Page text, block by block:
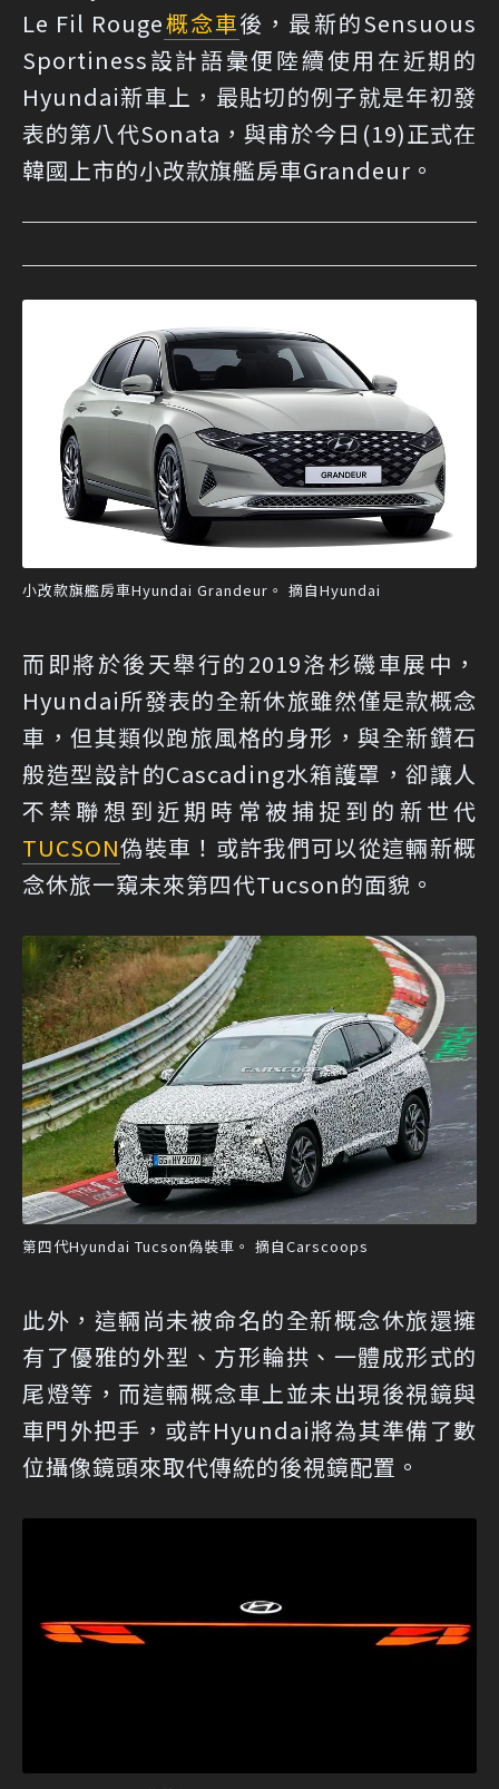
Le Fil Rouge概念車後，最新的Sensuous
Sportiness設計語彙便陸續使用在近期的
Hyundai新車上，最貼切的例子就是年初發
表的第八代Sonata，與甫於今日(19)正式在
韓國上市的小改款旗艦房車Grandeur。
小改款旗艦房車Hyundai Grandeur。 摘自Hyundai
而即將於後天舉行的2019洛杉磯車展中，
Hyundai所發表的全新休旅雖然僅是款概念
車，但其類似跑旅風格的身形，與全新鑽石
般造型設計的Cascading水箱護罩，卻讓人
不禁聯想到近期時常被捕捉到的新世代
TUCSON偽裝車！或許我們可以從這輛新概
念休旅一窺未來第四代Tucson的面貌。
第四代Hyundai Tucson偽裝車。 摘自Carscoops
此外，這輛尚未被命名的全新概念休旅還擁
有了優雅的外型、方形輪拱、一體成形式的
尾燈等，而這輛概念車上並未出現後視鏡與
車門外把手，或許Hyundai將為其準備了數
位攝像鏡頭來取代傳統的後視鏡配置。